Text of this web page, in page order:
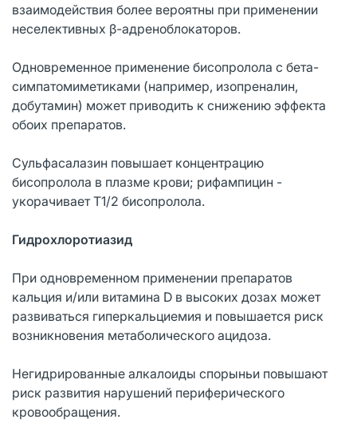
взаимодействия более вероятны при применении
неселективных β-адреноблокаторов.
Одновременное применение бисопролола с бета-
симпатомиметиками (например, изопреналин,
добутамин) может приводить к снижению эффекта
обоих препаратов.
Сульфасалазин повышает концентрацию
бисопролола в плазме крови; рифампицин -
укорачивает T1/2 бисопролола.
Гидрохлоротиазид
При одновременном применении препаратов
кальция и/или витамина D в высоких дозах может
развиваться гиперкальциемия и повышается риск
возникновения метаболического ацидоза.
Негидрированные алкалоиды спорыньи повышают
риск развития нарушений периферического
кровообращения.